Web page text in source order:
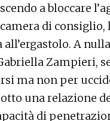
a bloccare
di consiglio,
A
Zampieri,
ma non per
una relazione
di